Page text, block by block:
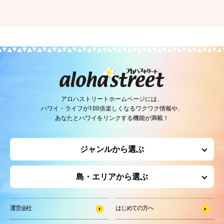
アロハストリートホームページには、
ハワイ・ライフが100倍楽しくなるワクワク情報や、
あなたとハワイをリンクする機能が満載！
ジャンルから選ぶ
島・エリアから選ぶ
運営会社 はじめての方へ